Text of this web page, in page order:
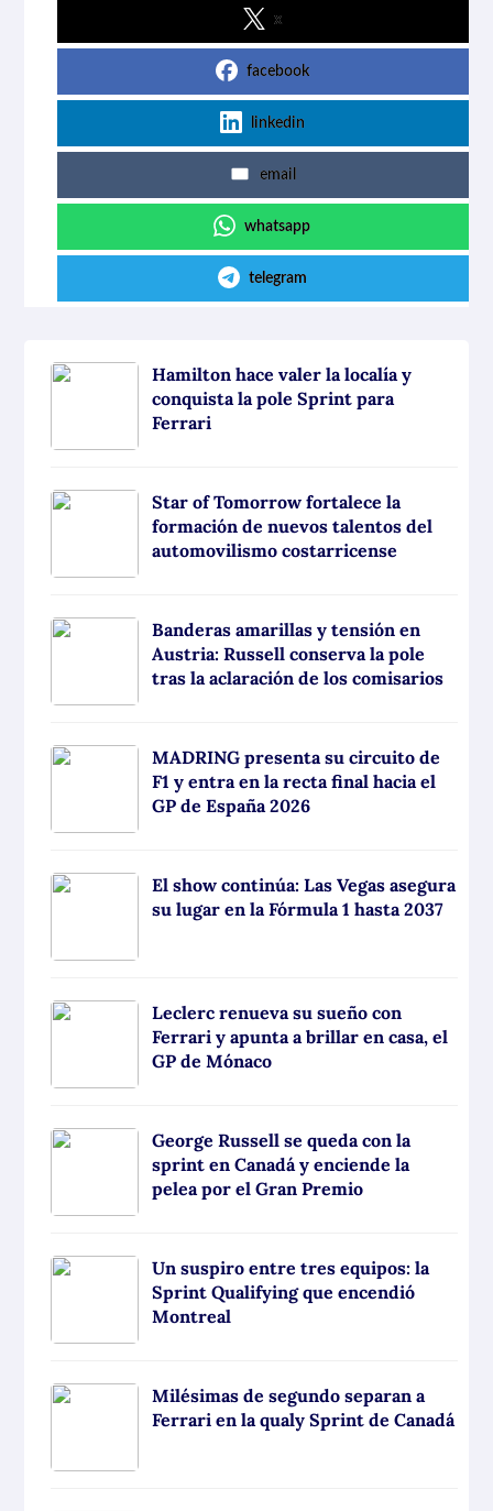
x
facebook
linkedin
email
whatsapp
telegram
Hamilton hace valer la localía y
conquista la pole Sprint para
Ferrari
Star of Tomorrow fortalece la
formación de nuevos talentos del
automovilismo costarricense
Banderas amarillas y tensión en
Austria: Russell conserva la pole
tras la aclaración de los comisarios
MADRING presenta su circuito de
F1 y entra en la recta final hacia el
GP de España 2026
El show continúa: Las Vegas asegura
su lugar en la Fórmula 1 hasta 2037
Leclerc renueva su sueño con
Ferrari y apunta a brillar en casa, el
GP de Mónaco
George Russell se queda con la
sprint en Canadá y enciende la
pelea por el Gran Premio
Un suspiro entre tres equipos: la
Sprint Qualifying que encendió
Montreal
Milésimas de segundo separan a
Ferrari en la qualy Sprint de Canadá